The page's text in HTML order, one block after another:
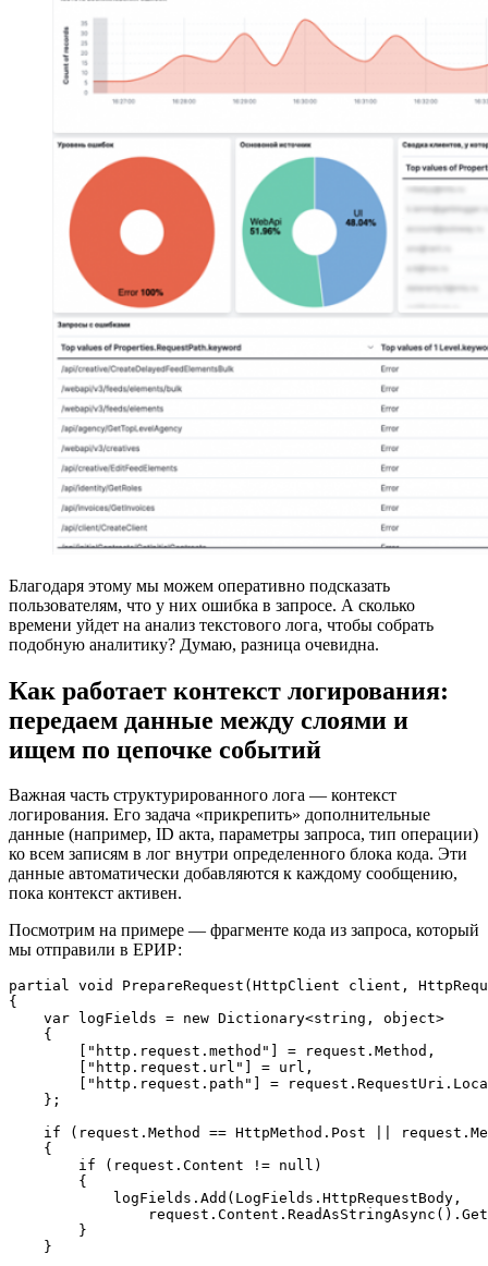
Благодаря этому мы можем оперативно подсказать
пользователям, что у них ошибка в запросе. А сколько
времени уйдет на анализ текстового лога, чтобы собрать
подобную аналитику? Думаю, разница очевидна.
Как работает контекст логирования:
передаем данные между слоями и
ищем по цепочке событий
Важная часть структурированного лога — контекст
логирования. Его задача «прикрепить» дополнительные
данные (например, ID акта, параметры запроса, тип операции)
ко всем записям в лог внутри определенного блока кода. Эти
данные автоматически добавляются к каждому сообщению,
пока контекст активен.
Посмотрим на примере — фрагменте кода из запроса, который
мы отправили в ЕРИР:
partial void PrepareRequest(HttpClient client,
{
var logFields = new Dictionary<string, object>
{
["http.request.method"] = request.Method,
["http.request.url"] = url,
["http.request.path"] =
};
if (request.Method == HttpMethod.Post ||
{
if (request.Content != null)
{
logFields.Add(LogFields.HttpRequestBody,
}
}